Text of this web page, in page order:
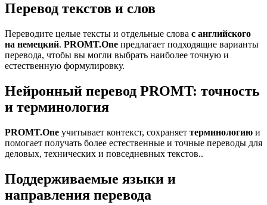
Перевод текстов и слов
Переводите целые тексты и отдельные слова с английского
на немецкий. PROMT.One предлагает подходящие варианты
перевода, чтобы вы могли выбрать наиболее точную и
естественную формулировку.
Нейронный перевод PROMT: точность
и терминология
PROMT.One учитывает контекст, сохраняет терминологию и
помогает получать более естественные и точные переводы для
деловых, технических и повседневных текстов..
Поддерживаемые языки и
направления перевода